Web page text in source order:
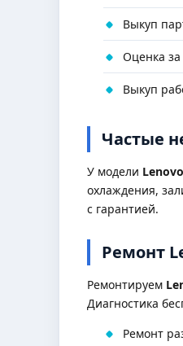
Выкуп
Оценка
Выкуп
Частые
У модели
охлаждения,
с гарантией.
Ремонт
Ремонтируем
Диагностика
Ремонт